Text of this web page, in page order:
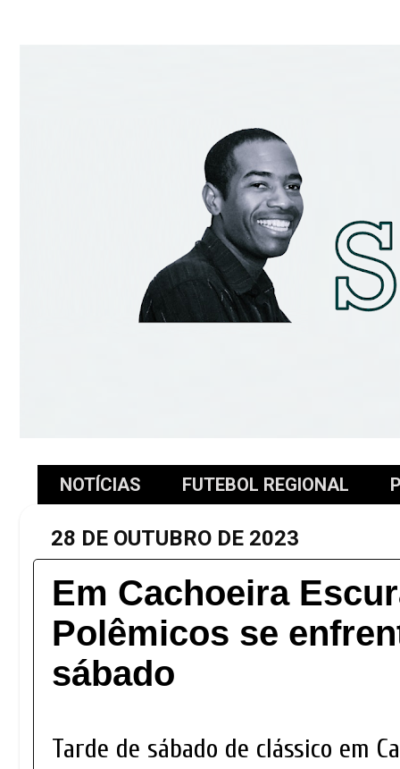
NOTÍCIAS FUTEBOL REGIONAL
28 DE OUTUBRO DE 2023
Em Cachoeira
Polêmicos se
sábado
Tarde de sábado de clássico em